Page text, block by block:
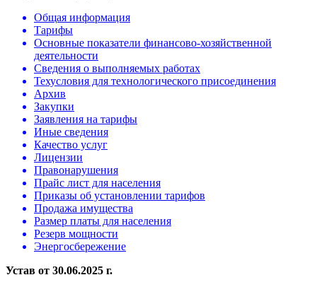
Общая информация
Тарифы
Основные показатели финансово-хозяйственной
деятельности
Сведения о выполняемых работах
Техусловия для технологического присоединения
Архив
Закупки
Заявления на тарифы
Иные сведения
Качество услуг
Лицензии
Правонарушения
Прайс лист для населения
Приказы об установлении тарифов
Продажа имущества
Размер платы для населения
Резерв мощности
Энергосбережение
Устав от 30.06.2025 г.